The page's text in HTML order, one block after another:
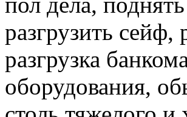
разгрузить сейф,
разгрузка
оборудования,